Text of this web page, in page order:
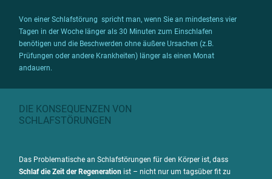
Von einer Schlafstörung spricht man, wenn Sie an mindestens vier
Tagen in der Woche länger als 30 Minuten zum Einschlafen
benötigen und die Beschwerden ohne äußere Ursachen (z.B.
Prüfungen oder andere Krankheiten) länger als einen Monat
andauern.
DIE KONSE­QUENZEN VON
SCHLAF­STÖ­RUNGEN
Das Problematische an Schlafstörungen für den Körper ist, dass
Schlaf die Zeit der Regeneration ist – nicht nur um tagsüber fit zu